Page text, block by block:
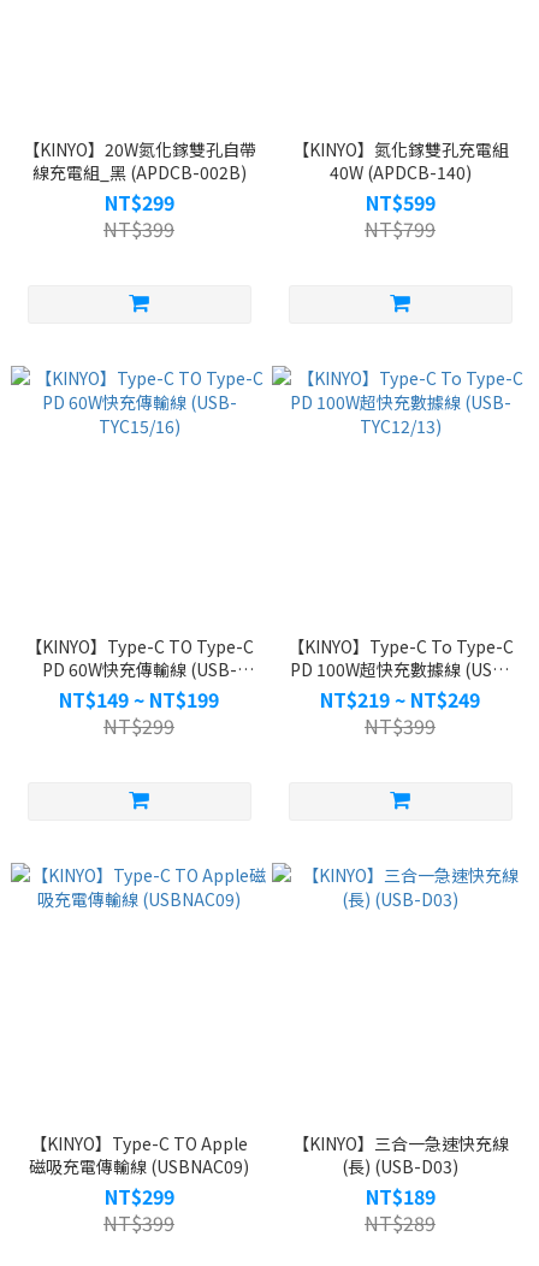
【KINYO】20W氮化鎵雙孔自帶
線充電組_黑 (APDCB-002B)
NT$299
NT$399
【KINYO】氮化鎵雙孔充電組
40W (APDCB-140)
NT$599
NT$799
【KINYO】Type-C TO Type-C
PD 60W快充傳輸線 (USB-
TYC15/16)
NT$149 ~ NT$199
NT$299
【KINYO】Type-C To Type-C
PD 100W超快充數據線 (USB-
TYC12/13)
NT$219 ~ NT$249
NT$399
【KINYO】Type-C TO Apple
磁吸充電傳輸線 (USBNAC09)
NT$299
NT$399
【KINYO】三合一急速快充線
(長) (USB-D03)
NT$189
NT$289